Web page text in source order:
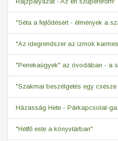
"Séta a fejlődésért - élmények a
"Az idegrendszer az izmok
"Penekaügyek" az óvodában - a
"Szakmai beszélgetés egy csésze
Házasság Hete - Párkapcsolat-
"Hétfő este a könyvtárban"